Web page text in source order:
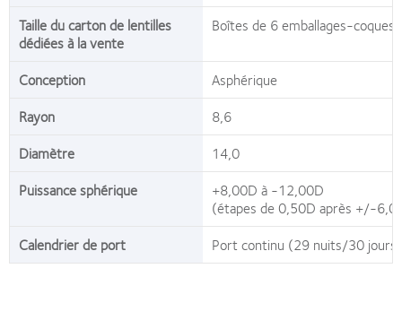
Taille du carton de lentilles
dédiées à la vente
Boîtes de 6 emballages-coques
Conception
Asphérique
Rayon
8,6
Diamètre
14,0
Puissance sphérique
+8,00D à -12,00D
(étapes de 0,50D après +/-
Calendrier de port
Port continu (29 nuits/30 jours)